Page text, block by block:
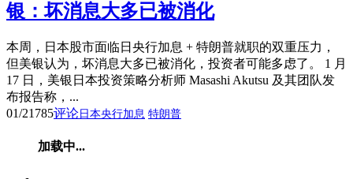
银：坏消息大多已被消化
本周，日本股市面临日央行加息 + 特朗普就职的双重压力，
但美银认为，坏消息大多已被消化，投资者可能多虑了。 1 月
17 日，美银日本投资策略分析师 Masashi Akutsu 及其团队发
布报告称，...
01/21 785评论 日本央行加息 特朗普
加载中...